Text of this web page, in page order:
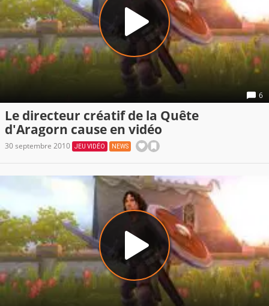
6
Le directeur créatif de la Quête
d'Aragorn cause en vidéo
30 septembre 2010 JEU VIDÉO NEWS